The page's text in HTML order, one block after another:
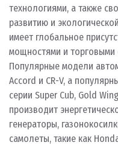
технологиями, а также
развитию и
имеет глобальное
мощностями и торговыми
Популярные модели
Accord и CR-V, а
серии Super Cub, Gold
производит
генераторы,
самолеты, такие как